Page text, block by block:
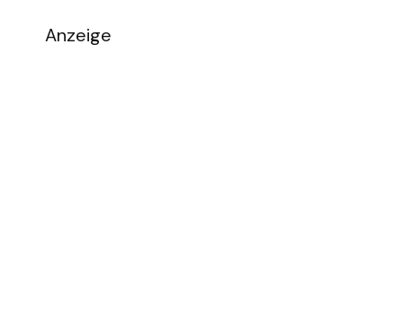
Anzeige